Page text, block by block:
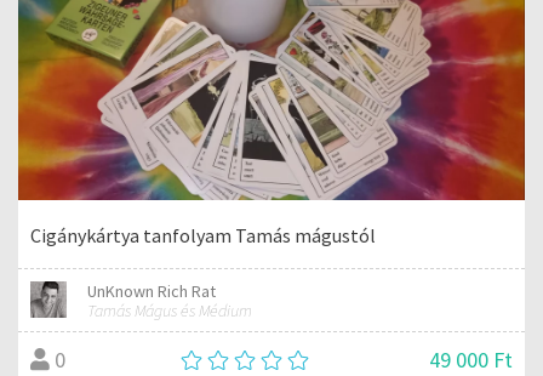
Cigánykártya tanfolyam Tamás mágustól
UnKnown Rich Rat
Tamás Mágus és Médium
0 49 000 Ft